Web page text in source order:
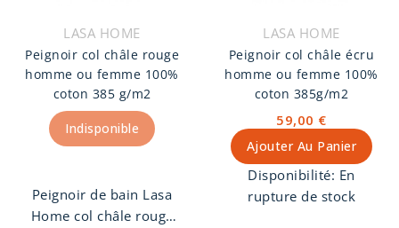
LASA HOME
Peignoir col châle rouge
homme ou femme 100%
coton 385 g/m2
Indisponible
Peignoir de bain Lasa
Home col châle rouge
LASA HOME
Peignoir col châle écru
homme ou femme 100%
coton 385g/m2
59,00 €
Ajouter Au Panier
Disponibilité: En
rupture de stock